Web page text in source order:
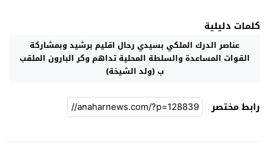
كلمات دليلية
عناصر الدرك الملكي بسيدي رحال اقليم برشيد وبمشاركة
القوات المساعدة والسلطة المحلية تداهم وكر البارون الملقب
ب (ولد الشيخة)
رابط مختصر